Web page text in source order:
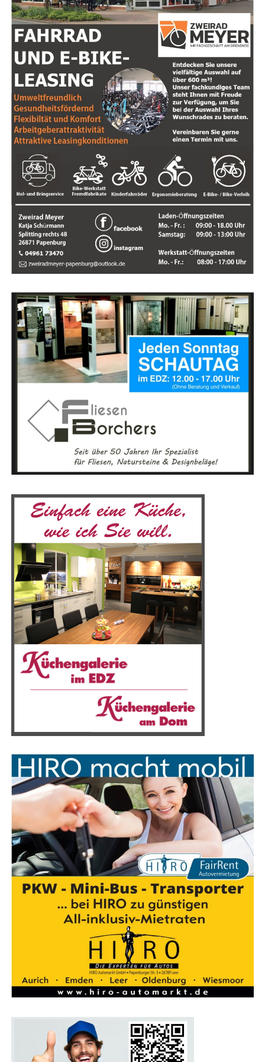
Die­se län­der­über­grei­fen­de Akti­on unter­streicht ein­mal
mehr die Bedeu­tung derinten­si­ven Zusam­men­ar­beit
zwi­schen den nie­der­län­di­schen und deut­schen Behör­
den. Die schnel­le Reak­ti­on der Ein­satz­kräf­te hat nicht
nur eine poten­zi­ell gefähr­li­che Situa­ti­on abge­wen­det,
son­dern einen wich­ti­gen Bei­trag zur Sicher­heit auf bei­
den Sei­ten der Gren­ze geleistet.
Die Poli­zei­in­spek­ti­on Emsland/Grafschaft Bent­heim
bedankt sich bei allen betei­lig­ten Behör­den und setzt
die Ermitt­lun­gen zurHer­kunft der Feu­er­werks­kör­per
sowie zur
Ver­ant­wort­lich­keit der Täter
Anzeige